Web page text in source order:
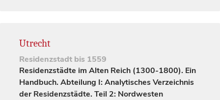
Utrecht
Residenzstadt bis 1559
Residenzstädte im Alten Reich (1300-1800). Ein
Handbuch. Abteilung I: Analytisches Verzeichnis
der Residenzstädte. Teil 2: Nordwesten